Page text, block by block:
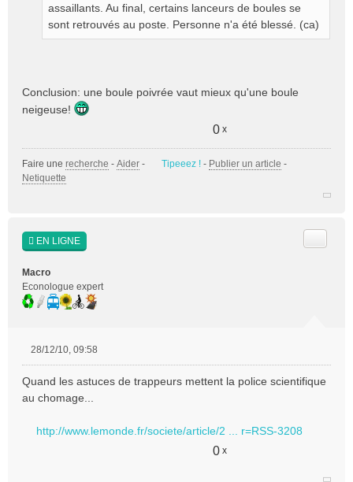
assaillants. Au final, certains lanceurs de boules se
sont retrouvés au poste. Personne n'a été blessé. (ca)
Conclusion: une boule poivrée vaut mieux qu'une boule
neigeuse!
0 x
Faire une recherche - Aider - Tipeeez ! - Publier un article -
Netiquette
EN LIGNE
Macro
Econologue expert
s
s
28/12/10, 09:58
Quand les astuces de trappeurs mettent la police scientifique
au chomage...
http://www.lemonde.fr/societe/article/2 ... r=RSS-3208
0 x